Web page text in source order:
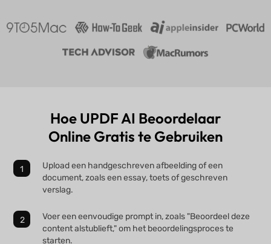
Hoe UPDF AI Beoordelaar
Online Gratis te Gebruiken
Upload een handgeschreven afbeelding of een
document, zoals een essay, toets of geschreven
verslag.
Voer een eenvoudige prompt in, zoals "Beoordeel deze
content alstublieft," om het beoordelingsproces te
starten.